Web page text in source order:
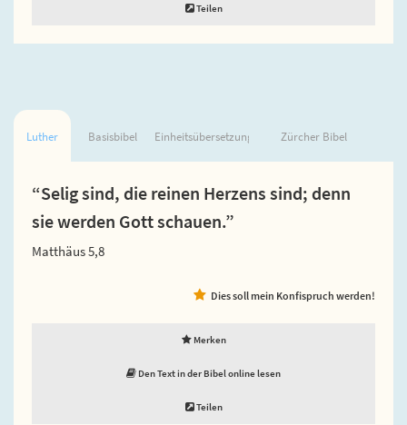
Teilen
Luther Basisbibel Einheitsübersetzung Zürcher Bibel
“Selig sind, die reinen Herzens sind; denn
sie werden Gott schauen.”
Matthäus 5,8
Dies soll mein Konfispruch werden!
Merken
Den Text in der Bibel online lesen
Teilen